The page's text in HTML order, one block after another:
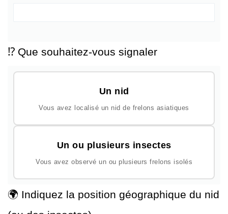
⁉️ Que souhaitez-vous signaler
Un nid
Vous avez localisé un nid de frelons asiatiques
Un ou plusieurs insectes
Vous avez observé un ou plusieurs frelons isolés
🌍 Indiquez la position géographique du nid